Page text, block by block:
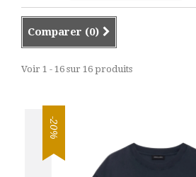
Comparer (0)
Voir 1 - 16 sur 16 produits
-20%